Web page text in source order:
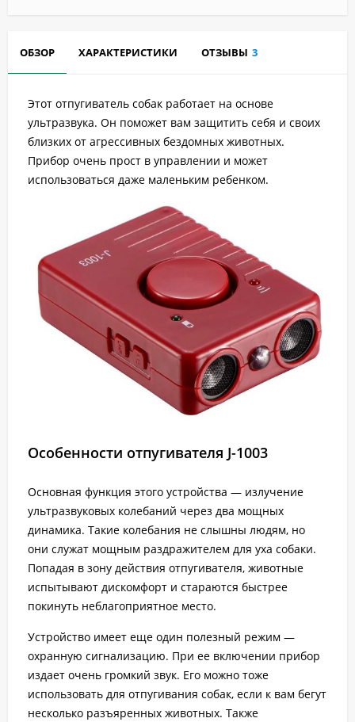
ОБЗОР ХАРАКТЕРИСТИКИ ОТЗЫВЫ 3
Этот отпугиватель собак работает на основе
ультразвука. Он поможет вам защитить себя и своих
близких от агрессивных бездомных животных.
Прибор очень прост в управлении и может
использоваться даже маленьким ребенком.
Особенности отпугивателя J-1003
Основная функция этого устройства — излучение
ультразвуковых колебаний через два мощных
динамика. Такие колебания не слышны людям, но
они служат мощным раздражителем для уха собаки.
Попадая в зону действия отпугивателя, животные
испытывают дискомфорт и стараются быстрее
покинуть неблагоприятное место.
Устройство имеет еще один полезный режим —
охранную сигнализацию. При ее включении прибор
издает очень громкий звук. Его можно тоже
использовать для отпугивания собак, если к вам бегут
несколько разъяренных животных. Также